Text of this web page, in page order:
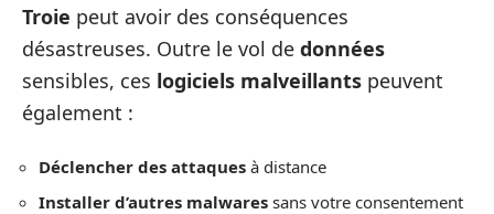
Troie peut avoir des conséquences
désastreuses. Outre le vol de données
sensibles, ces logiciels malveillants peuvent
également :
Déclencher des attaques à distance
Installer d’autres malwares sans votre consentement